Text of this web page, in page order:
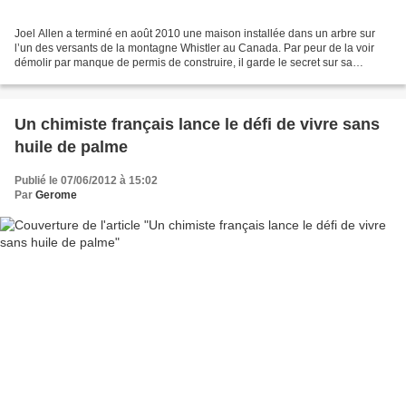
Joel Allen a terminé en août 2010 une maison installée dans un arbre sur
l’un des versants de la montagne Whistler au Canada. Par peur de la voir
démolir par manque de permis de construire, il garde le secret sur sa
Un chimiste français lance le défi de vivre sans
huile de palme
Publié le 07/06/2012 à 15:02
Par Gerome